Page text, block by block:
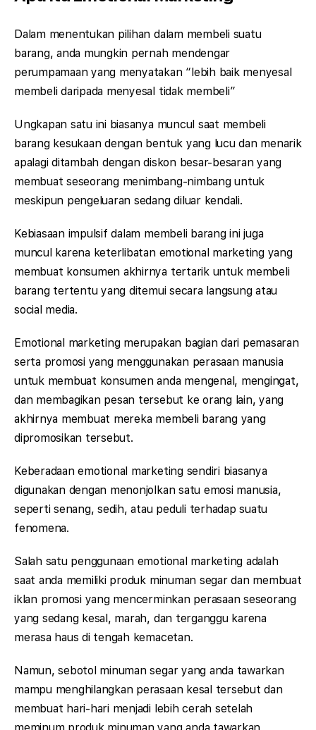
Dalam menentukan pilihan dalam membeli suatu
barang, anda mungkin pernah mendengar
perumpamaan yang menyatakan “lebih baik menyesal
membeli daripada menyesal tidak membeli”
Ungkapan satu ini biasanya muncul saat membeli
barang kesukaan dengan bentuk yang lucu dan menarik
apalagi ditambah dengan diskon besar-besaran yang
membuat seseorang menimbang-nimbang untuk
meskipun pengeluaran sedang diluar kendali.
Kebiasaan impulsif dalam membeli barang ini juga
muncul karena keterlibatan emotional marketing yang
membuat konsumen akhirnya tertarik untuk membeli
barang tertentu yang ditemui secara langsung atau
social media.
Emotional marketing merupakan bagian dari pemasaran
serta promosi yang menggunakan perasaan manusia
untuk membuat konsumen anda mengenal, mengingat,
dan membagikan pesan tersebut ke orang lain, yang
akhirnya membuat mereka membeli barang yang
dipromosikan tersebut.
Keberadaan emotional marketing sendiri biasanya
digunakan dengan menonjolkan satu emosi manusia,
seperti senang, sedih, atau peduli terhadap suatu
fenomena.
Salah satu penggunaan emotional marketing adalah
saat anda memiliki produk minuman segar dan membuat
iklan promosi yang mencerminkan perasaan seseorang
yang sedang kesal, marah, dan terganggu karena
merasa haus di tengah kemacetan.
Namun, sebotol minuman segar yang anda tawarkan
mampu menghilangkan perasaan kesal tersebut dan
membuat hari-hari menjadi lebih cerah setelah